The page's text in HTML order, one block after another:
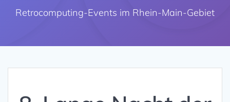
Retrocomputing-Events im Rhein-Main-Gebiet